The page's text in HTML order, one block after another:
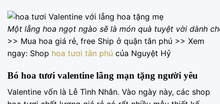
Một lẵng hoa ngọt ngào sẽ là món quà tuyệt vời dành
>> Mua hoa giá rẻ, free Ship ở quận tân phú >> Xem
ngay: Shop hoa tươi tân phú của Nguyệt Hỷ
Bó hoa tươi valentine lãng mạn tặng người yêu
Valentine vốn là Lễ Tình Nhân. Vào ngày này, các shop